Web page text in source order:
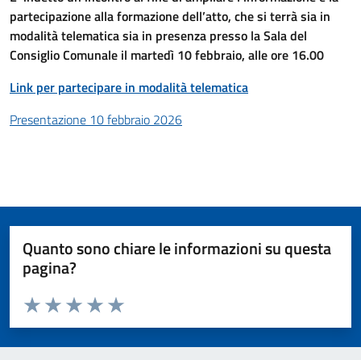
partecipazione alla formazione dell’atto, che si terrà sia in
modalità telematica sia in presenza presso la Sala del
Consiglio Comunale il martedì 10 febbraio, alle ore 16.00
Link per partecipare in modalità telematica
Presentazione 10 febbraio 2026
Quanto sono chiare le informazioni su questa
pagina?
Valuta da 1 a 5 stelle la pagina
Valuta 5 stelle su 5
Valuta 4 stelle su 5
Valuta 3 stelle su 5
Valuta 2 stelle su 5
Valuta 1 stelle su 5